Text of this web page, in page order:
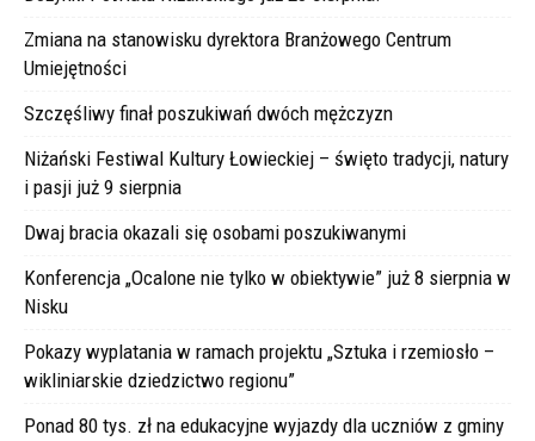
Zmiana na stanowisku dyrektora Branżowego Centrum
Umiejętności
Szczęśliwy finał poszukiwań dwóch mężczyzn
Niżański Festiwal Kultury Łowieckiej – święto tradycji, natury
i pasji już 9 sierpnia
Dwaj bracia okazali się osobami poszukiwanymi
Konferencja „Ocalone nie tylko w obiektywie” już 8 sierpnia w
Nisku
Pokazy wyplatania w ramach projektu „Sztuka i rzemiosło –
wikliniarskie dziedzictwo regionu”
Ponad 80 tys. zł na edukacyjne wyjazdy dla uczniów z gminy